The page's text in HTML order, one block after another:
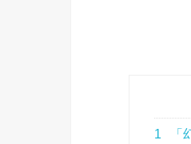
1 「